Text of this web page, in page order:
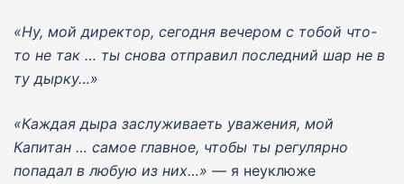
«Ну, мой директор, сегодня вечером с тобой что-
то не так … ты снова отправил последний шар не в
ту дырку…»
«Каждая дыра заслуживаеть уважения, мой
Капитан … самое главное, чтобы ты регулярно
попадал в любую из них…» — я неуклюже